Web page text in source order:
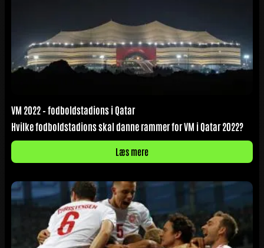
VM 2022 – fodboldstadions i Qatar
Hvilke fodboldstadions skal danne rammer for VM i Qatar 2022?
Læs mere